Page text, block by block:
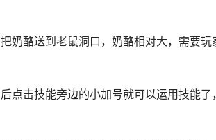
奶酪送到老鼠洞口，奶酪相对大，需要玩
点击技能旁边的小加号就可以运用技能了，